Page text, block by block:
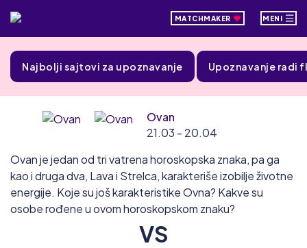
MATCHMAKER MENI
Najbolji sajtovi za upoznavanje Upoznavanje radi
Ovan
21.03 - 20.04
Ovan je jedan od tri vatrena horoskopska znaka, pa ga
kao i druga dva, Lava i Strelca, karakteriše izobilje životne
energije. Koje su još karakteristike Ovna? Kakve su
osobe rođene u ovom horoskopskom znaku?
VS